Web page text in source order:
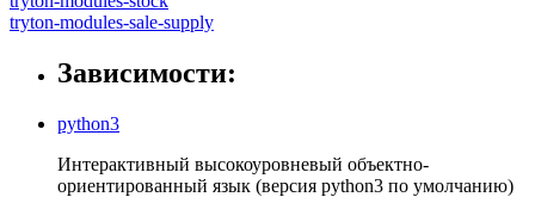
по
записям
modules-
tryton-
supply
tryton-modules-sale-supply
Зависимости:
python3
Интерактивный высокоуровневый объектно-
ориентированный язык (версия python3 по умолчанию)